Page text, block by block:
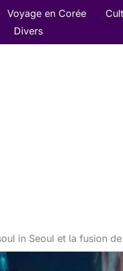
Voyage en Corée
Divers
in Seoul et la fusion